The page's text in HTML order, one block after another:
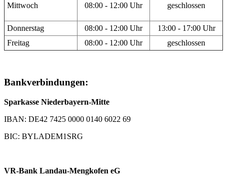
Mittwoch 08:00 - 12:00 Uhr geschlossen
Donnerstag 08:00 - 12:00 Uhr
13:00 - 17:00 Uhr
Freitag
08:00 - 12:00 Uhr geschlossen
Bankverbindungen:
Sparkasse Niederbayern-Mitte
IBAN: DE42 7425 0000 0140 6022 69
BIC: BYLADEM1SRG
VR-Bank Landau-Mengkofen eG